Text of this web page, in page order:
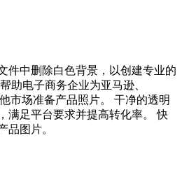
件中删除白色背景，以创建专业的
助电子商务企业为亚马逊、
市场准备产品照片。 干净的透明
满足平台要求并提高转化率。 快
品图片。